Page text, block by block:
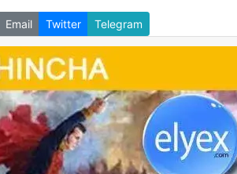
Email Twitter Telegram